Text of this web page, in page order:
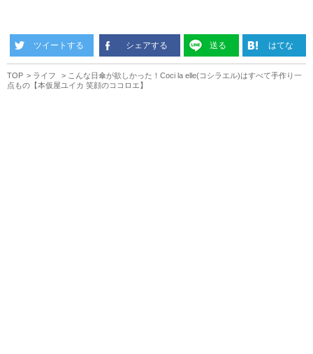
ツイートする シェアする 送る はてな
TOP ライフ
こんな日傘が欲しかった！Coci la elle(コシラエル)はすべて手作り一
点もの【本仮屋ユイカ 笑顔のココロエ】